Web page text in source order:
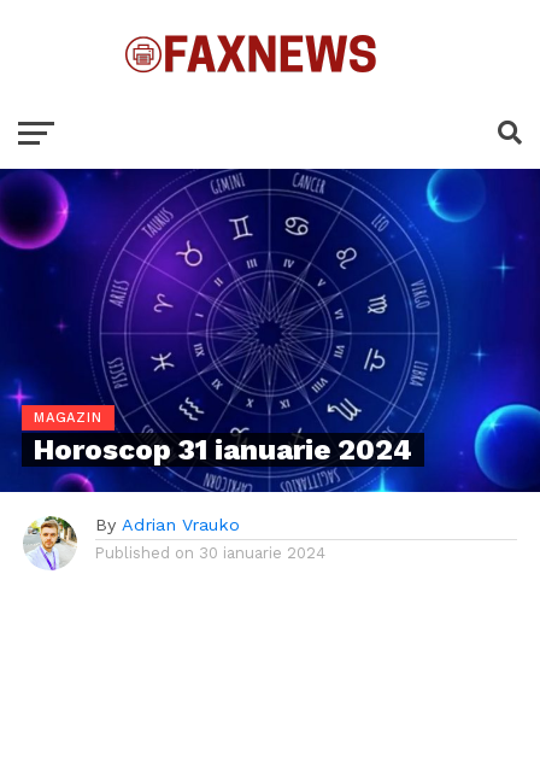
MAGAZIN
Horoscop 31 ianuarie 2024
By Adrian Vrauko
Published on 30 ianuarie 2024